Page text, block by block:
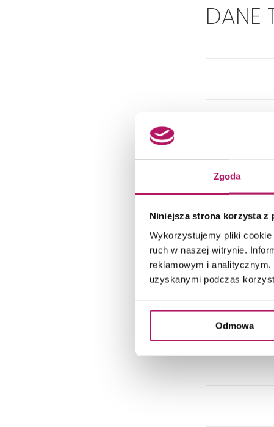
Zgoda
Niniejsza strona korzysta z
Wykorzystujemy pliki
ruch w naszej witrynie.
reklamowym i
uzyskanymi podczas
Odmowa
DANE